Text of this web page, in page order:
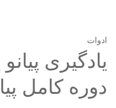
ادوات
یادگیری
دوره کامل